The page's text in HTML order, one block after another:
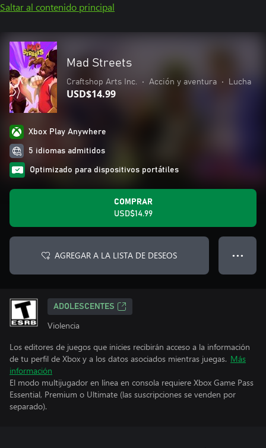
Saltar al contenido principal
Mad Streets
Craftshop Arts Inc. • Acción y aventura • Lucha
USD$14.99
Xbox Play Anywhere
5 idiomas admitidos
Optimizado para dispositivos portátiles
COMPRAR
USD$14.99
AGREGAR A LA LISTA DE DESEOS ● ● ●
ADOLESCENTES
Violencia
Los editores de juegos que inicies recibirán acceso a la información
de tu perfil de Xbox y a los datos asociados mientras juegas. Más
información
El modo multijugador en línea en consola requiere Xbox Game Pass
Essential, Premium o Ultimate (las suscripciones se venden por
separado).